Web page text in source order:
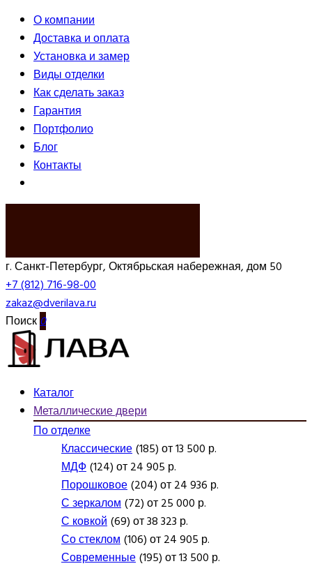
О компании
Доставка и оплата
Установка и замер
Виды отделки
Как сделать заказ
Гарантия
Портфолио
Блог
Контакты
г. Санкт-Петербург, Октябрьская набережная, дом 50
+7 (812) 716-98-00
zakaz@dverilava.ru
Поиск0
Каталог
Металлические двери
По отделке
Классические(185) от 13 500 р.
МДФ(124) от 24 905 р.
Порошковое(204) от 24 936 р.
С зеркалом(72) от 25 000 р.
С ковкой(69) от 38 323 р.
Со стеклом(106) от 24 905 р.
Современные(195) от 13 500 р.